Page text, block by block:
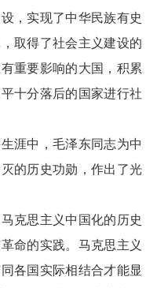
，实现了中华民族有史
取得了社会主义建设的
重要影响的大国，积累
十分落后的国家进行社
中，毛泽东同志为中
的历史功勋，作出了光
思主义中国化的历史
命的实践。马克思主义
各国实际相结合才能显